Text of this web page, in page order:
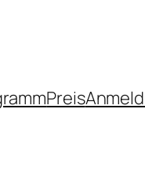
Preis